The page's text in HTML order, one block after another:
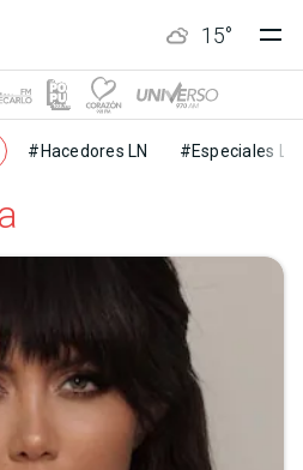
15°
#Hacedores LN #Especiales LN